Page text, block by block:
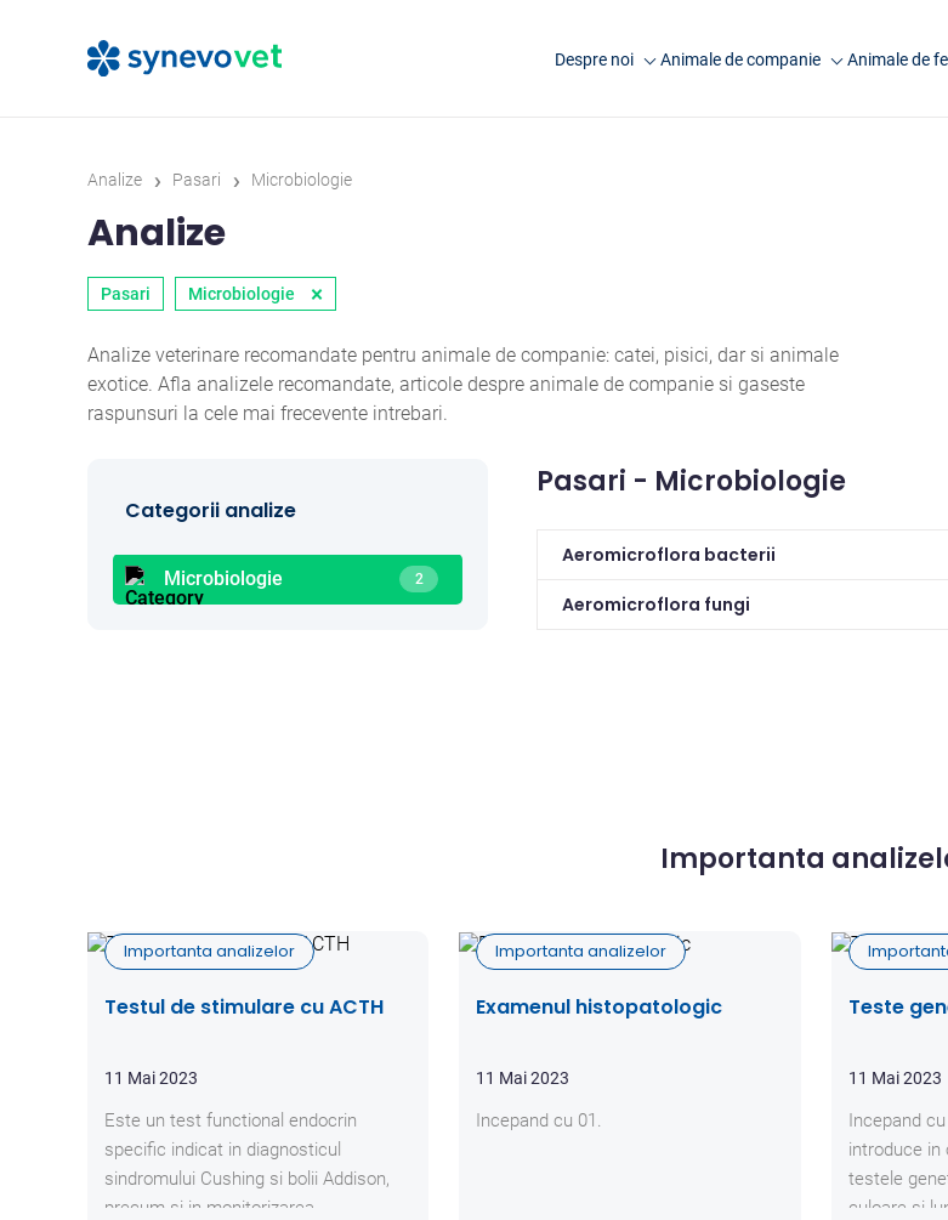
Despre noi
FAQ
Cercetare
Animale de companie Animale de
Analize › Pasari › Microbiologie
Analize
Pasari Microbiologie ×
Analize veterinare recomandate pentru animale de companie: catei, pisici, dar si animale
exotice. Afla analizele recomandate, articole despre animale de companie si gaseste
raspunsuri la cele mai frecevente intrebari.
Categorii analize
Microbiologie 2
Pasari - Microbiologie
Aeromicroflora bacterii
Aeromicroflora fungi
Importanta
Importanta analizelor
Testul de stimulare cu ACTH
11 Mai 2023
Este un test functional endocrin
specific indicat in diagnosticul
sindromului Cushing si bolii Addison,
precum si in monitorizarea
Importanta analizelor
Examenul histopatologic
11 Mai 2023
Incepand cu 01.
Teste
11 Mai 2023
Incepand
introduce in
testele
culoare si